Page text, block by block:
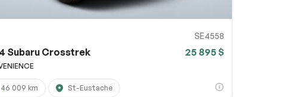
SE4558
Subaru Crosstrek 25 895 $
46 009 km St-Eustache